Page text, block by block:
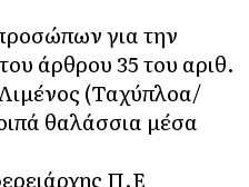
για την
άρθρου 35 του αριθ.
(Ταχύπλοα/
θαλάσσια μέσα
Π.Ε